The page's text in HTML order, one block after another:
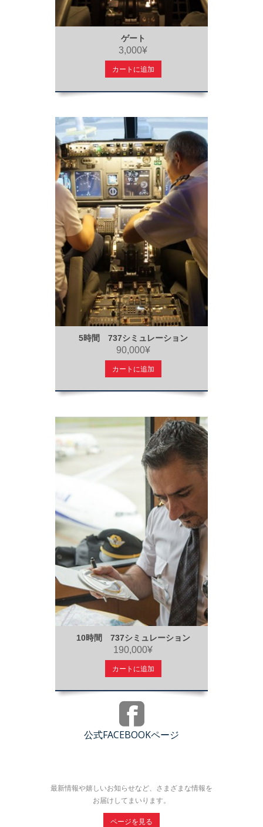
ゲート
3,000¥
カートに追加
5時間 737シミュレーション
90,000¥
カートに追加
10時間 737シミュレーション
190,000¥
カートに追加
公式FACEBOOKページ
最新情報や嬉しいお知らせなど、さまざまな情報を
お届けしてまいります。
ページを見る